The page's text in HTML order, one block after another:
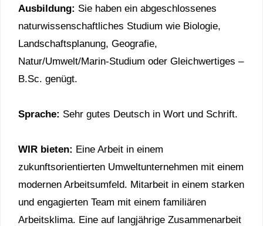
Ausbildung: Sie haben ein abgeschlossenes
naturwissenschaftliches Studium wie Biologie,
Landschaftsplanung, Geografie,
Natur/Umwelt/Marin-Studium oder Gleichwertiges –
B.Sc. genügt.
Sprache: Sehr gutes Deutsch in Wort und Schrift.
WIR bieten: Eine Arbeit in einem
zukunftsorientierten Umweltunternehmen mit einem
modernen Arbeitsumfeld. Mitarbeit in einem starken
und engagierten Team mit einem familiären
Arbeitsklima. Eine auf langjährige Zusammenarbeit